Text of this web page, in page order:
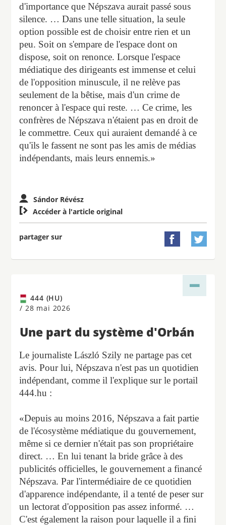
d'importance que Népszava aurait passé sous
silence. … Dans une telle situation, la seule
option possible est de choisir entre rien et un
peu. Soit on s'empare de l'espace dont on
dispose, soit on renonce. Lorsque l'espace
médiatique des dirigeants est immense et celui
de l'opposition minuscule, il ne relève pas
seulement de la bêtise, mais d'un crime de
renoncer à l'espace qui reste. … Ce crime, les
confrères de Népszava n'étaient pas en droit de
le commettre. Ceux qui auraient demandé à ce
qu'ils le fassent ne sont pas les amis de médias
indépendants, mais leurs ennemis.»
Sándor Révész
 Accéder à l'article original
partager sur  
444 (HU)
/ 28 mai 2026
Une part du système d'Orbán
Le journaliste László Szily ne partage pas cet
avis. Pour lui, Népszava n'est pas un quotidien
indépendant, comme il l'explique sur le portail
444.hu :
«Depuis au moins 2016, Népszava a fait partie
de l'écosystème médiatique du gouvernement,
même si ce dernier n'était pas son propriétaire
direct. … En lui tenant la bride grâce à des
publicités officielles, le gouvernement a financé
Népszava. Par l'intermédiaire de ce quotidien
d'apparence indépendante, il a tenté de peser sur
un lectorat d'opposition pas assez informé. …
C'est également la raison pour laquelle il a fini